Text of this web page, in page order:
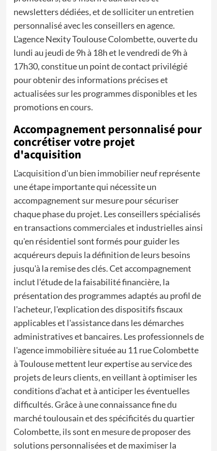
newsletters dédiées, et de solliciter un entretien
personnalisé avec les conseillers en agence.
L'agence Nexity Toulouse Colombette, ouverte du
lundi au jeudi de 9h à 18h et le vendredi de 9h à
17h30, constitue un point de contact privilégié
pour obtenir des informations précises et
actualisées sur les programmes disponibles et les
promotions en cours.
Accompagnement personnalisé pour
concrétiser votre projet
d'acquisition
L'acquisition d'un bien immobilier neuf représente
une étape importante qui nécessite un
accompagnement sur mesure pour sécuriser
chaque phase du projet. Les conseillers spécialisés
en transactions commerciales et industrielles ainsi
qu'en résidentiel sont formés pour guider les
acquéreurs depuis la définition de leurs besoins
jusqu'à la remise des clés. Cet accompagnement
inclut l'étude de la faisabilité financière, la
présentation des programmes adaptés au profil de
l'acheteur, l'explication des dispositifs fiscaux
applicables et l'assistance dans les démarches
administratives et bancaires. Les professionnels de
l'agence immobilière située au 11 rue Colombette
à Toulouse mettent leur expertise au service des
projets de leurs clients, en veillant à optimiser les
conditions d'achat et à anticiper les éventuelles
difficultés. Grâce à une connaissance fine du
marché toulousain et des spécificités du quartier
Colombette, ils sont en mesure de proposer des
solutions personnalisées et de maximiser la